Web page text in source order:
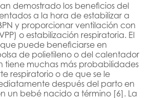
demostrado los beneficios del
a la hora de estabilizar a
y proporcionar ventilación con
o estabilización respiratoria. El
puede beneficiarse en
de polietileno o del calentador
tiene muchas más probabilidades
respiratorio o de que se le
después del parto en
un bebé nacido a término [6]. La